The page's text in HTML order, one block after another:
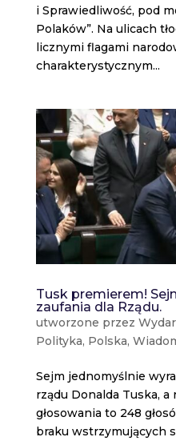
i Sprawiedliwość, pod
Polaków”. Na ulicach
licznymi flagami
charakterystycznym...
Tusk premierem!
zaufania dla Rządu.
utworzone przez
Polityka, Polska,
Sejm jednomyślnie
rządu Donalda Tuska,
głosowania to 248
braku wstrzymujących